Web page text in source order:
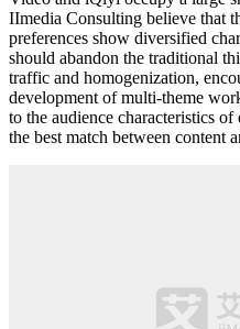
IImedia Consulting believe that
preferences show diversified
should abandon the traditional
traffic and homogenization,
development of multi-theme
to the audience characteristics
the best match between content